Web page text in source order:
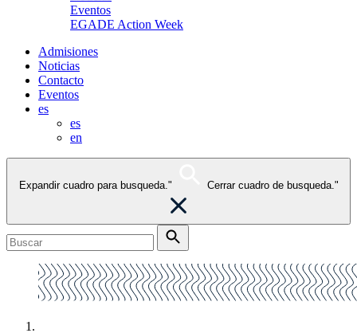
Eventos
EGADE Action Week
Admisiones
Noticias
Contacto
Eventos
es
es
en
Expandir cuadro para busqueda." Cerrar cuadro de busqueda."